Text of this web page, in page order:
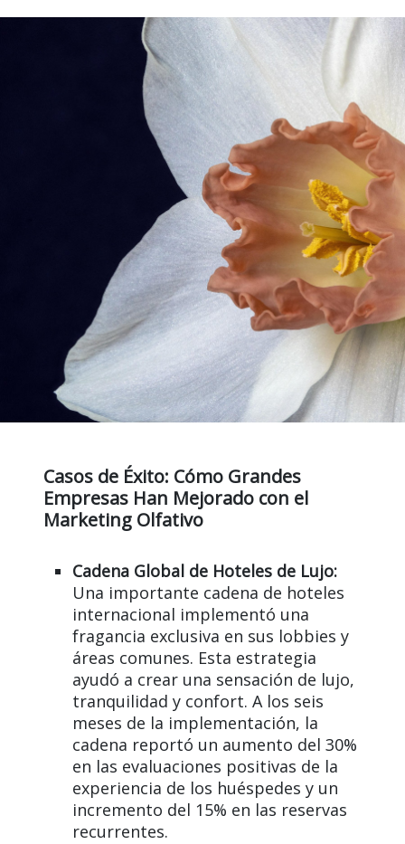
Casos de Éxito: Cómo Grandes
Empresas Han Mejorado con el
Marketing Olfativo
Cadena Global de Hoteles de Lujo:
Una importante cadena de hoteles
internacional implementó una
fragancia exclusiva en sus lobbies y
áreas comunes. Esta estrategia
ayudó a crear una sensación de lujo,
tranquilidad y confort. A los seis
meses de la implementación, la
cadena reportó un aumento del 30%
en las evaluaciones positivas de la
experiencia de los huéspedes y un
incremento del 15% en las reservas
recurrentes.